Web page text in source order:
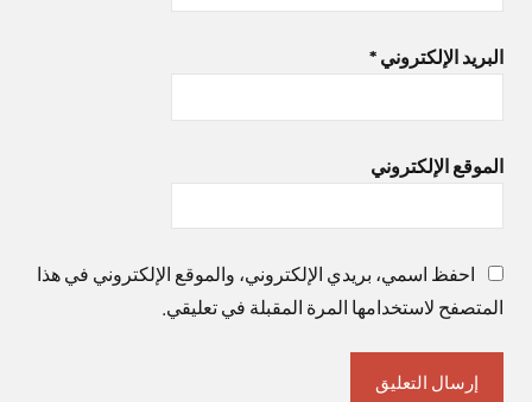
البريد الإلكتروني *
الموقع الإلكتروني
احفظ اسمي، بريدي الإلكتروني، والموقع الإلكتروني في هذا
المتصفح لاستخدامها المرة المقبلة في تعليقي.